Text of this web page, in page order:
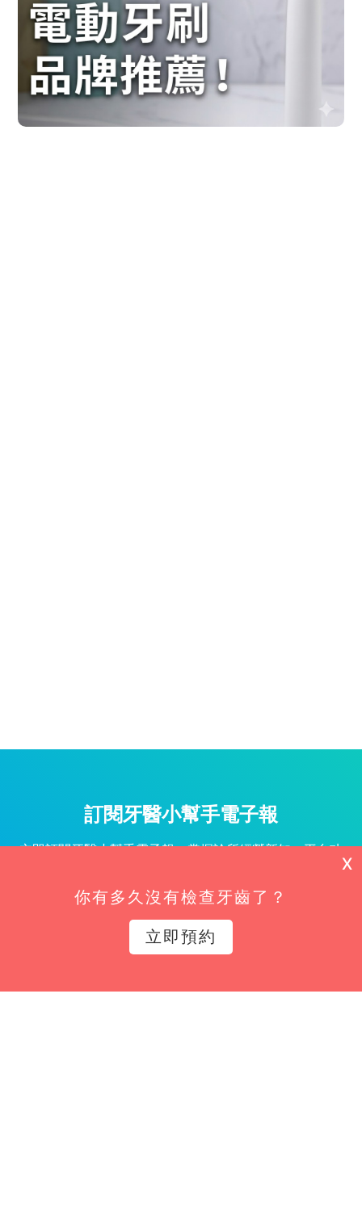
訂閱牙醫小幫手電子報
立即訂閱牙醫小幫手電子報，掌握診所經營新知、平台功
你有多久沒有檢查牙齒了？
立即預約
X